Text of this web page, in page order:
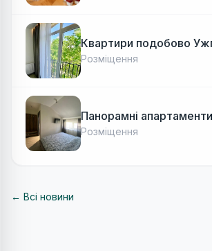
Квартири подобово
Розміщення
Панорамні апартаменти
Розміщення
← Всі новини